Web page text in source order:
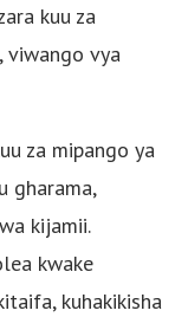
kuu za
viwango vya
za mipango ya
gharama,
kijamii.
kwake
kuhakikisha